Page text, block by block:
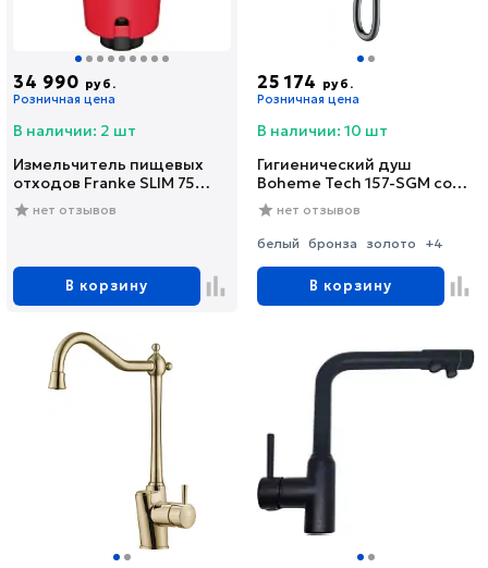
34 990 руб.
Розничная цена
В наличии: 2 шт
Измельчитель пищевых
отходов Franke SLIM 75
(134.0715.096)
нет отзывов
В корзину
25 174 руб.
Розничная цена
В наличии: 10 шт
Гигиенический душ
Boheme Tech 157-SGM со
смесителем, С
ВНУТРЕННЕЙ ЧАСТЬЮ,
shine gun metal
нет отзывов
белый бронза золото +4
В корзину